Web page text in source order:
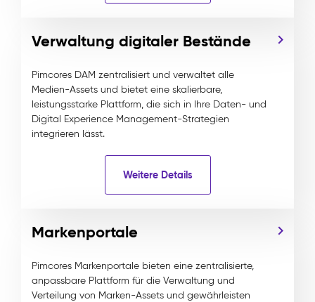
Verwaltung digitaler Bestände
Pimcores DAM zentralisiert und verwaltet alle
Medien-Assets und bietet eine skalierbare,
leistungsstarke Plattform, die sich in Ihre Daten- und
Digital Experience Management-Strategien
integrieren lässt.
Weitere Details
Markenportale
Pimcores Markenportale bieten eine zentralisierte,
anpassbare Plattform für die Verwaltung und
Verteilung von Marken-Assets und gewährleisten